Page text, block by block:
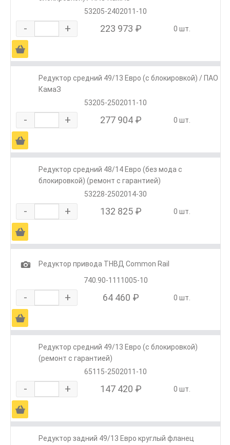
53205-2402011-10
- + 223 973 ₽ 0 шт.
Ä
Редуктор средний 49/13 Евро (с блокировкой) / ПАО
КамаЗ
53205-2502011-10
- + 277 904 ₽ 0 шт.
Ä
Редуктор средний 48/14 Евро (без мода с
блокировкой) (ремонт с гарантией)
53228-2502014-30
- + 132 825 ₽ 0 шт.
Ä
1
Редуктор привода ТНВД Common Rail
740.90-1111005-10
- + 64 460 ₽ 0 шт.
Ä
Редуктор средний 49/13 Евро (с блокировкой)
(ремонт с гарантией)
65115-2502011-10
- + 147 420 ₽ 0 шт.
Ä
Редуктор задний 49/13 Евро круглый фланец